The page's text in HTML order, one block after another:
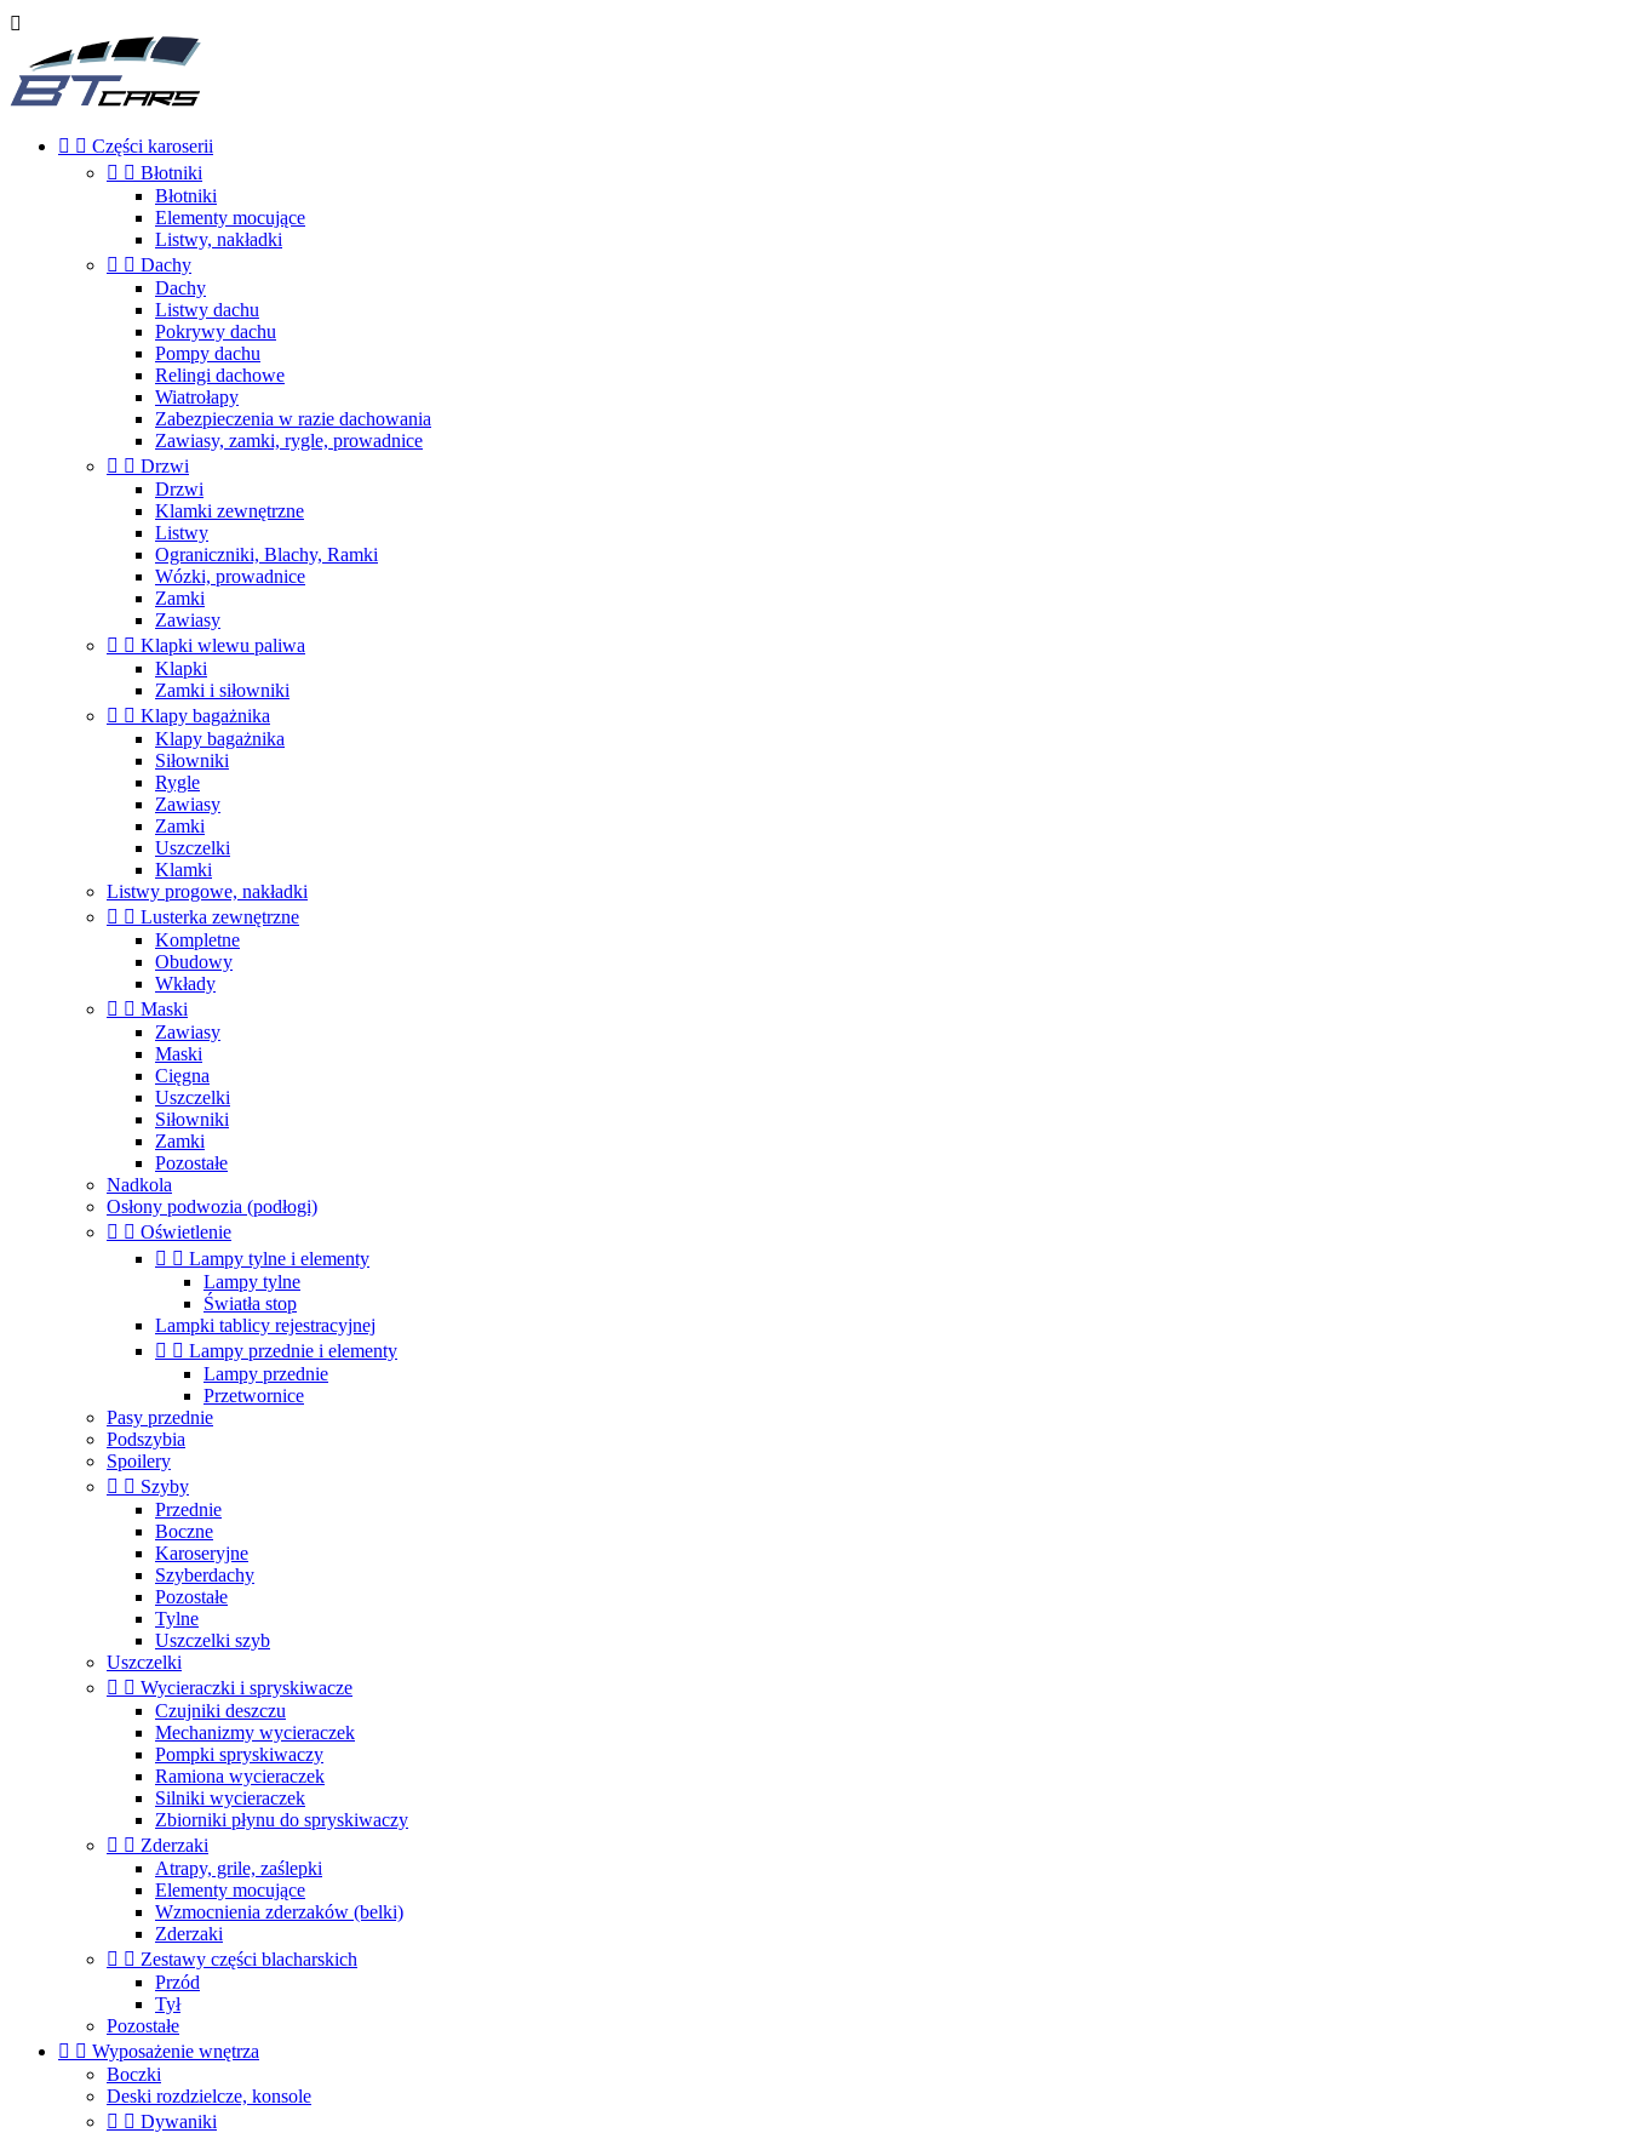

  Części karoserii
  Błotniki
Błotniki
Elementy mocujące
Listwy, nakładki
  Dachy
Dachy
Listwy dachu
Pokrywy dachu
Pompy dachu
Relingi dachowe
Wiatrołapy
Zabezpieczenia w razie dachowania
Zawiasy, zamki, rygle, prowadnice
  Drzwi
Drzwi
Klamki zewnętrzne
Listwy
Ograniczniki, Blachy, Ramki
Wózki, prowadnice
Zamki
Zawiasy
  Klapki wlewu paliwa
Klapki
Zamki i siłowniki
  Klapy bagażnika
Klapy bagażnika
Siłowniki
Rygle
Zawiasy
Zamki
Uszczelki
Klamki
Listwy progowe, nakładki
  Lusterka zewnętrzne
Kompletne
Obudowy
Wkłady
  Maski
Zawiasy
Maski
Cięgna
Uszczelki
Siłowniki
Zamki
Pozostałe
Nadkola
Osłony podwozia (podłogi)
  Oświetlenie
  Lampy tylne i elementy
Lampy tylne
Światła stop
Lampki tablicy rejestracyjnej
  Lampy przednie i elementy
Lampy przednie
Przetwornice
Pasy przednie
Podszybia
Spoilery
  Szyby
Przednie
Boczne
Karoseryjne
Szyberdachy
Pozostałe
Tylne
Uszczelki szyb
Uszczelki
  Wycieraczki i spryskiwacze
Czujniki deszczu
Mechanizmy wycieraczek
Pompki spryskiwaczy
Ramiona wycieraczek
Silniki wycieraczek
Zbiorniki płynu do spryskiwaczy
  Zderzaki
Atrapy, grile, zaślepki
Elementy mocujące
Wzmocnienia zderzaków (belki)
Zderzaki
  Zestawy części blacharskich
Przód
Tył
Pozostałe
  Wyposażenie wnętrza
Boczki
Deski rozdzielcze, konsole
  Dywaniki